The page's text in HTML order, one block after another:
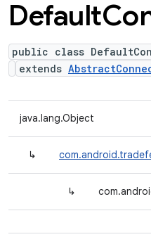
Default
public class
extends
java.lang.Object
↳
↳